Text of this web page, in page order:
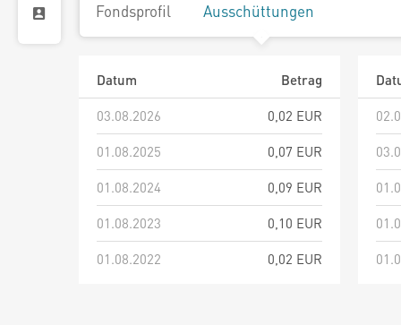
Fondsprofil Ausschüttungen
Datum
Betrag
03.08.2026
0,02 EUR
01.08.2025
0,07 EUR
01.08.2024
0,09 EUR
01.08.2023
0,10 EUR
01.08.2022
0,02 EUR